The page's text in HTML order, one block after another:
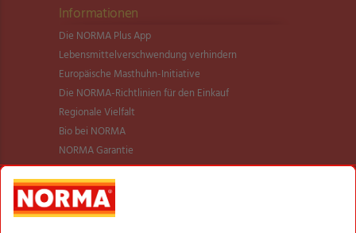
Informationen
Die NORMA Plus App
Lebensmittel­verschwendung verhindern
Europäische Masthuhn-Initiative
Die NORMA-Richtlinien für den Einkauf
Regionale Vielfalt
Bio bei NORMA
NORMA Garantie
NORMA Qualität
Verantwortung
Aktionsartikel